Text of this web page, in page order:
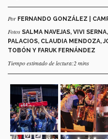
Por FERNANDO GONZÁLEZ |
Fotos SALMA NAVEJAS, VIVI
PALACIOS, CLAUDIA MENDOZA,
TOBÓN Y FARUK FERNÁNDEZ
Tiempo estimado de lectura:2 mins